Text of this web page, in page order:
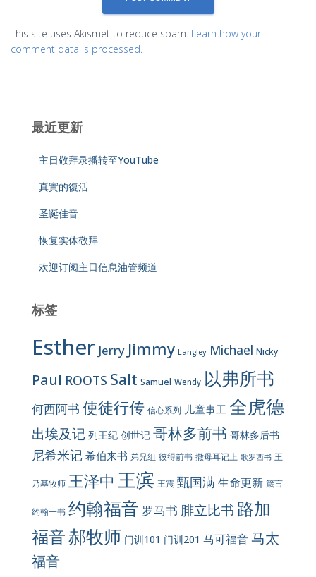
This site uses Akismet to reduce spam. Learn how your
comment data is processed.
最近更新
主日敬拜录播转至YouTube
真實的復活
圣诞佳音
恢复实体敬拜
欢迎订阅主日信息油管频道
标签
Esther Jerry Jimmy Langley Michael Nicky
Paul ROOTS Salt Samuel Wendy 以弗所书
何西阿书 使徒行传 信心系列 儿童事工 全虎德
出埃及记 列王纪 创世记 哥林多前书 哥林多后书
尼希米记 希伯来书 弟兄组 彼得前书 撒母耳记上 歌罗西书 王
乃基牧师 王泽中 王滨 王震 甄国满生命更新 箴言
约翰一书 约翰福音 罗马书 腓立比书 路加
福音郝牧师 门训101 门训201 马可福音马太
福音